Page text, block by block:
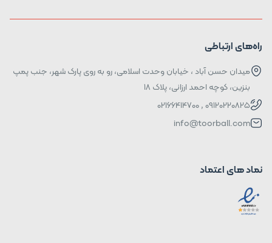
راه‌های ارتباطی
میدان حسن آباد ، خیابان وحدت اسلامی، رو به روی پارک شهر، جنب پمپ
بنزین، کوچه احمد ارزانی، پلاک ۱۸
09120220825 , 02166414700
info@toorball.com
نماد های اعتماد